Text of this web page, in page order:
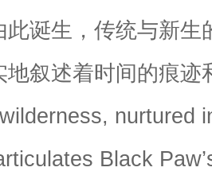
此诞生，传统与新生
地叙述着时间的痕迹
nurtured
Black